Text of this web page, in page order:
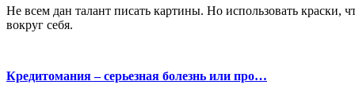
Не всем дан талант писать картины. Но использовать краски,
вокруг себя.
Кредитомания – серьезная болезнь или про…